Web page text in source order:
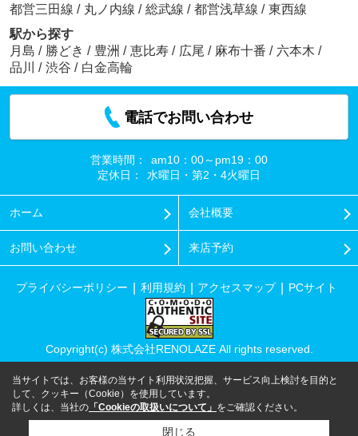
都営三田線 / 丸ノ内線 / 総武線 / 都営浅草線 / 東西線
駅から探す
月島 / 勝どき / 豊洲 / 恵比寿 / 広尾 / 麻布十番 / 六本木 /
品川
/ 渋谷 / 白金高輪
電話でお問い合わせ
営業時間：
am10：00～pm19：00
定休日：
水曜日・第2・4火曜日
ホーム 会社概要
お問い合わせ 来店予約
プライバシーポリシー 利用規約 アクセスマップ PCサイト
Copyright(c) 株式会社RENOLAZE All rights reserved.
当サイトでは、お客様の当サイト利用状況把握、サービス向上検討を目的と
して、クッキー（Cookie）を使用しています。
詳しくは、当社の 「Cookieの取扱いについて」 をご確認ください。
閉じる